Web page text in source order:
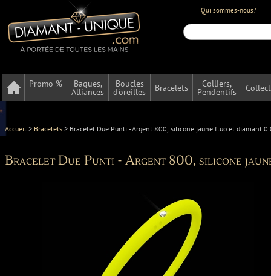
Qui sommes-nous?
Promo % Bagues,
Alliances
Boucles
d'oreilles Bracelets Colliers,
Pendentifs
Accueil > Bracelets > Bracelet Due Punti - Argent 800, silicone jaune fluo et diamant
Bracelet Due Punti - Argent 800, silicone